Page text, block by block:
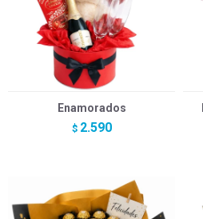
Enamorados
$ 2.590